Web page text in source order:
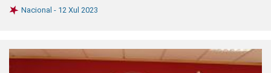
Nacional - 12 Xul 2023